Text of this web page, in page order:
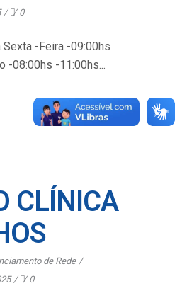
0
Sexta -Feira -09:00hs
-08:00hs -11:00hs
CLÍNICA
de Rede
0